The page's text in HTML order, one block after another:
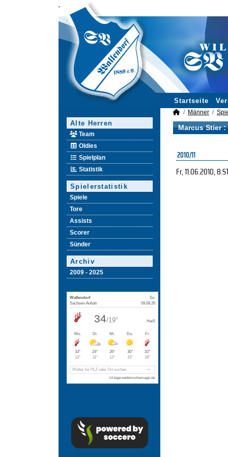
Startseite
Alte Herren
Team
Oldies
Spielplan
Statistik
Spielerstatistik
Spiele
Tore
Assists
Scorer
Sünder
Archiv
2009 - 2025
Männer
Marcus Stier :
2010/11
Fr, 11.06.2010,